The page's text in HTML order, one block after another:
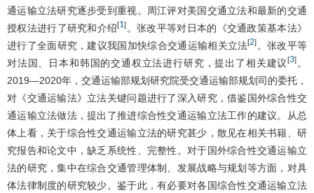
通运输立法研究逐步受到重视。周江评对美国交通立法和最新的交通
授权法进行了研究和介绍[1] 。张改平等对日本的《交通政策基本法》
进行了全面研究，建议我国加快综合交通运输相关立法[2] 。张改平等
对法国、日本和韩国的交通权立法进行研究，提出了相关建议[3] 。
2019—2020年，交通运输部规划研究院受交通运输部规划司的委托，
对《交通运输法》立法关键问题进行了深入研究，借鉴国外综合性交
通运输立法做法，提出了推进综合性交通运输立法工作的建议。从总
体上看，关于综合性交通运输立法的研究甚少，散见在相关书籍、研
究报告和论文中，缺乏系统性、完整性。对于国外综合性交通运输立
法的研究，集中在综合交通管理体制、发展战略与规划等方面，对具
体法律制度的研究较少。鉴于此，有必要对各国综合性交通运输立法